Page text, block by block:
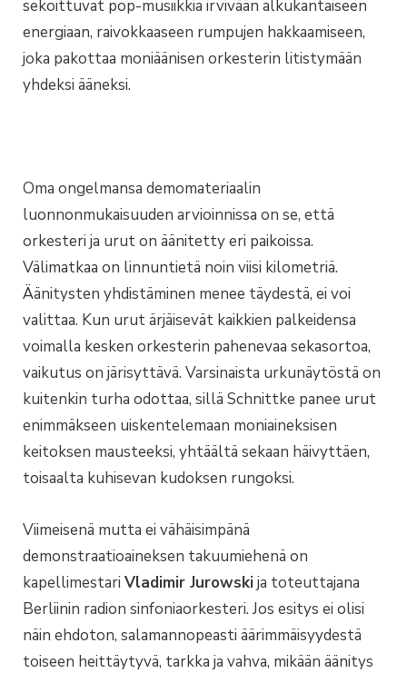
sekoittuvat pop-musiikkia irvivään alkukantaiseen
energiaan, raivokkaaseen rumpujen hakkaamiseen,
joka pakottaa moniäänisen orkesterin litistymään
yhdeksi ääneksi.
Oma ongelmansa demomateriaalin
luonnonmukaisuuden arvioinnissa on se, että
orkesteri ja urut on äänitetty eri paikoissa.
Välimatkaa on linnuntietä noin viisi kilometriä.
Äänitysten yhdistäminen menee täydestä, ei voi
valittaa. Kun urut ärjäisevät kaikkien palkeidensa
voimalla kesken orkesterin pahenevaa sekasortoa,
vaikutus on järisyttävä. Varsinaista urkunäytöstä on
kuitenkin turha odottaa, sillä Schnittke panee urut
enimmäkseen uiskentelemaan moniaineksisen
keitoksen mausteeksi, yhtäältä sekaan häivyttäen,
toisaalta kuhisevan kudoksen rungoksi.
Viimeisenä mutta ei vähäisimpänä
demonstraatioaineksen takuumiehenä on
kapellimestari Vladimir Jurowskija toteuttajana
Berliinin radion sinfoniaorkesteri. Jos esitys ei olisi
näin ehdoton, salamannopeasti äärimmäisyydestä
toiseen heittäytyvä, tarkka ja vahva, mikään äänitys